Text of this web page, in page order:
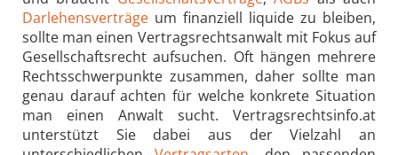
Darlehensverträge um finanziell liquide zu bleiben,
sollte man einen Vertragsrechtsanwalt mit Fokus auf
Gesellschaftsrecht aufsuchen. Oft hängen mehrere
Rechtsschwerpunkte zusammen, daher sollte man
genau darauf achten für welche konkrete Situation
man einen Anwalt sucht. Vertragsrechtsinfo.at
unterstützt Sie dabei aus der Vielzahl an